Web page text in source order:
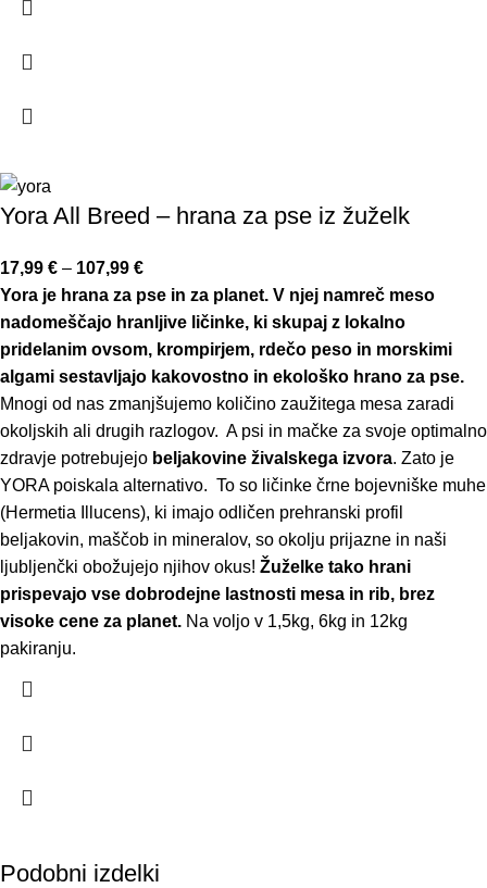
Yora All Breed – hrana za pse iz žuželk
17,99 € – 107,99 €
Yora je hrana za pse in za planet. V njej namreč meso
nadomeščajo hranljive ličinke, ki skupaj z lokalno
pridelanim ovsom, krompirjem, rdečo peso in morskimi
algami sestavljajo kakovostno in ekološko hrano za pse.
Mnogi od nas zmanjšujemo količino zaužitega mesa zaradi
okoljskih ali drugih razlogov. A psi in mačke za svoje optimalno
zdravje potrebujejo beljakovine živalskega izvora. Zato je
YORA poiskala alternativo. To so ličinke črne bojevniške muhe
(Hermetia Illucens), ki imajo odličen prehranski profil
beljakovin, maščob in mineralov, so okolju prijazne in naši
ljubljenčki obožujejo njihov okus! Žuželke tako hrani
prispevajo vse dobrodejne lastnosti mesa in rib, brez
visoke cene za planet. Na voljo v 1,5kg, 6kg in 12kg
pakiranju.
Podobni izdelki